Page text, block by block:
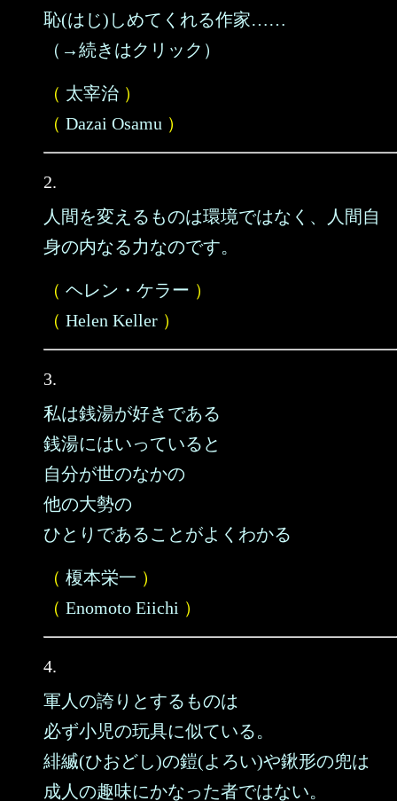
恥(はじ)しめてくれる作家……
（→続きはクリック）
（ 太宰治 ）
（ Dazai Osamu ）
2.
人間を変えるものは環境ではなく、人間自
身の内なる力なのです。
（ ヘレン・ケラー ）
（ Helen Keller ）
3.
私は銭湯が好きである
銭湯にはいっていると
自分が世のなかの
他の大勢の
ひとりであることがよくわかる
（ 榎本栄一 ）
（ Enomoto Eiichi ）
4.
軍人の誇りとするものは
必ず小児の玩具に似ている。
緋縅(ひおどし)の鎧(よろい)や鍬形の兜は
成人の趣味にかなった者ではない。